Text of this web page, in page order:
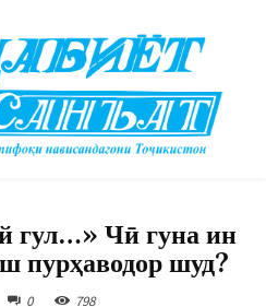
гул…» Чӣ гуна ин
пурҳаводор шуд?
0 798